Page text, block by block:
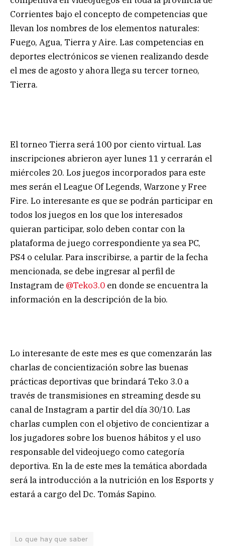
Corrientes bajo el concepto de competencias que
llevan los nombres de los elementos naturales:
Fuego, Agua, Tierra y Aire. Las competencias en
deportes electrónicos se vienen realizando desde
el mes de agosto y ahora llega su tercer torneo,
Tierra.
El torneo Tierra será 100 por ciento virtual. Las
inscripciones abrieron ayer lunes 11 y cerrarán el
miércoles 20. Los juegos incorporados para este
mes serán el League Of Legends, Warzone y Free
Fire. Lo interesante es que se podrán participar en
todos los juegos en los que los interesados
quieran participar, solo deben contar con la
plataforma de juego correspondiente ya sea PC,
PS4 o celular. Para inscribirse, a partir de la fecha
mencionada, se debe ingresar al perfil de
Instagram de @Teko3.0 en donde se encuentra la
información en la descripción de la bio.
Lo interesante de este mes es que comenzarán las
charlas de concientización sobre las buenas
prácticas deportivas que brindará Teko 3.0 a
través de transmisiones en streaming desde su
canal de Instagram a partir del día 30/10. Las
charlas cumplen con el objetivo de concientizar a
los jugadores sobre los buenos hábitos y el uso
responsable del videojuego como categoría
deportiva. En la de este mes la temática abordada
será la introducción a la nutrición en los Esports y
estará a cargo del Dc. Tomás Sapino.
Lo que hay que saber